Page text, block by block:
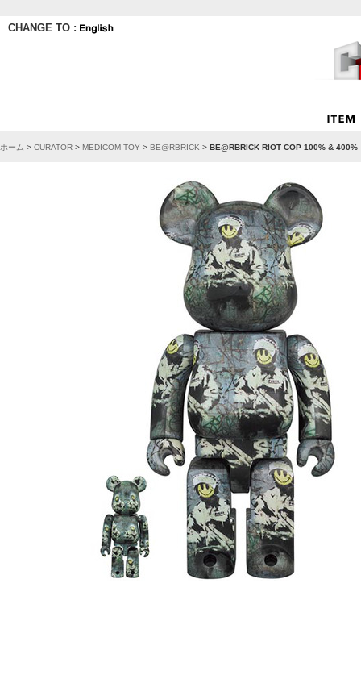
CHANGE TO :
ホーム > CURATOR > MEDICOM TOY > BE@RBRICK > BE@RBRICK RIOT COP 100% & 400%